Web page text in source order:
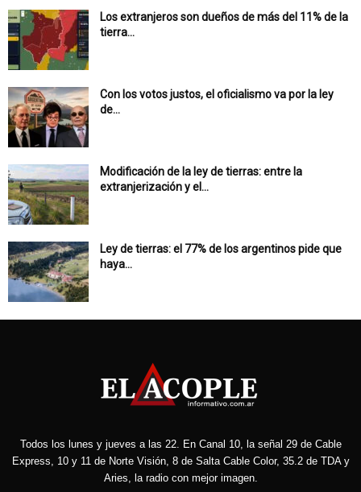
Los extranjeros son dueños de más del 11% de la
tierra...
Con los votos justos, el oficialismo va por la ley
de...
Modificación de la ley de tierras: entre la
extranjerización y el...
Ley de tierras: el 77% de los argentinos pide que
haya...
Todos los lunes y jueves a las 22. En Canal 10, la señal 29 de Cable
Express, 10 y 11 de Norte Visión, 8 de Salta Cable Color, 35.2 de TDA y
Aries, la radio con mejor imagen.